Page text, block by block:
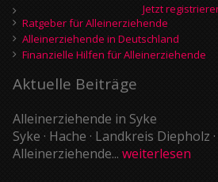
Jetzt
Ratgeber für Alleinerziehende
Alleinerziehende in Deutschland
Finanzielle Hilfen für Alleinerziehende
Aktuelle Beiträge
Alleinerziehende in Syke
Syke · Hache · Landkreis
Alleinerziehende... weiterlesen